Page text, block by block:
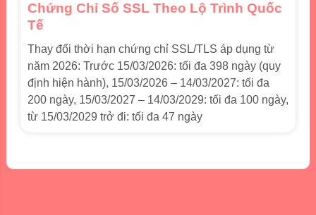
Chứng Chỉ Số SSL Theo Lộ Trình Quốc
Tế
Thay đổi thời hạn chứng chỉ SSL/TLS áp dụng từ
năm 2026: Trước 15/03/2026: tối đa 398 ngày (quy
định hiện hành), 15/03/2026 – 14/03/2027: tối đa
200 ngày, 15/03/2027 – 14/03/2029: tối đa 100 ngày,
từ 15/03/2029 trở đi: tối đa 47 ngày